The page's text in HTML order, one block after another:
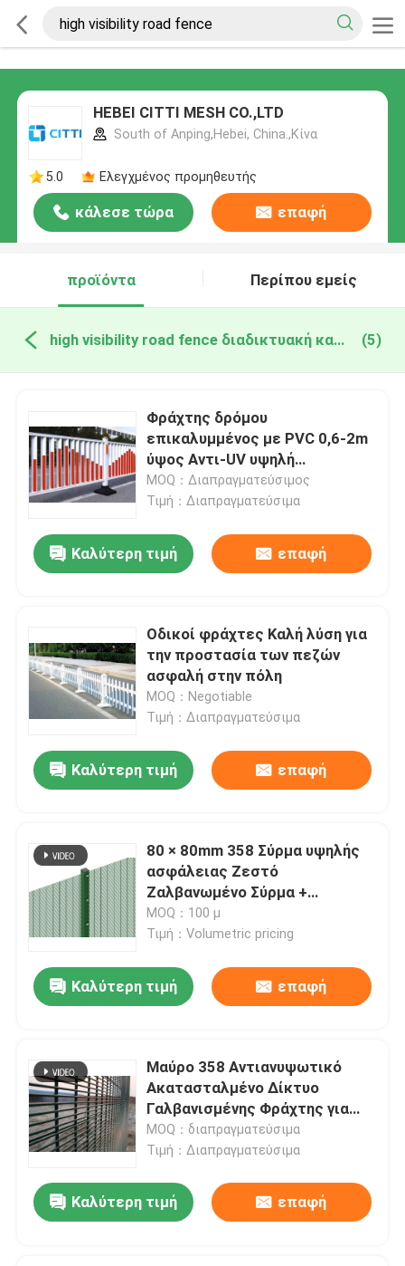
HEBEI CITTI MESH CO.,LTD
South of Anping,Hebei, China.,Κίνα
5.0 Ελεγχμένος προμηθευτής
κάλεσε τώρα επαφή
προϊόντα Περίπου εμείς
high visibility road fence διαδικτυακή κατασκευή (5)
Φράχτης δρόμου
επικαλυμμένος με PVC 0,6-2m
ύψος Αντι-UV υψηλή
ορατότητα
MOQ：Διαπραγματεύσιμος
Τιμή：Διαπραγματεύσιμα
Καλύτερη τιμή επαφή
Οδικοί φράχτες Καλή λύση για
την προστασία των πεζών
ασφαλή στην πόλη
MOQ：Negotiable
Τιμή：Διαπραγματεύσιμα
Καλύτερη τιμή επαφή
80 × 80mm 358 Σύρμα υψηλής
ασφάλειας Ζεστό
Ζαλβανωμένο Σύρμα +
Πυροχρισμένο Σκληρό
MOQ：100 μ
Τιμή：Volumetric pricing
Καλύτερη τιμή επαφή
Μαύρο 358 Αντιανυψωτικό
Ακατασταλμένο Δίκτυο
Γαλβανισμένης Φράχτης για
υψηλότερη αντοχή
MOQ：διαπραγματεύσιμα
Τιμή：Διαπραγματεύσιμα
Καλύτερη τιμή επαφή